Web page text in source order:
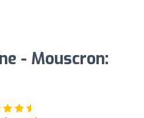
- Mouscron: